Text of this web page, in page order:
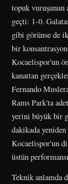
topuk vuruşunun
geçti: 1-0.
gibi görünse de
bir
Kocaelispor'un
kanattan
Fernando
Rams Park'ta
yerini büyük bir
dakikada
Kocaelispor'un
üstün
Teknik anlamda